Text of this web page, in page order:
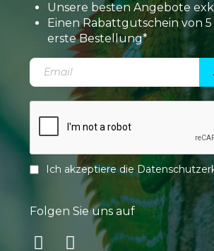
Unsere besten Angebote
Einen Rabattgutschein von
erste Bestellung*
Ich akzeptiere die
Folgen Sie uns auf